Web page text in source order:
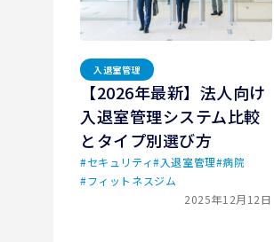
入退室管理
【2026年最新】法人向け
入退室管理システム比較
とタイプ別選び方
セキュリティ
# 入退室管理
# 病院
#
フィットネスジム
#
2025年12月12日